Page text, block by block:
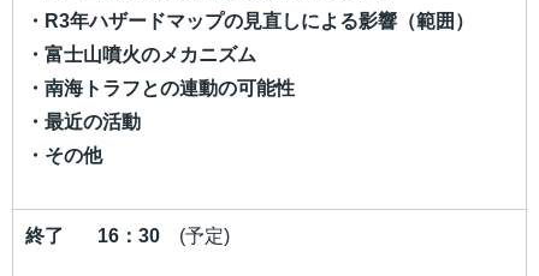
・R3年ハザードマップの見直しによる影響（範囲）
・富士山噴火のメカニズム
・南海トラフとの連動の可能性
・最近の活動
・その他
終了 16：30 (予定)